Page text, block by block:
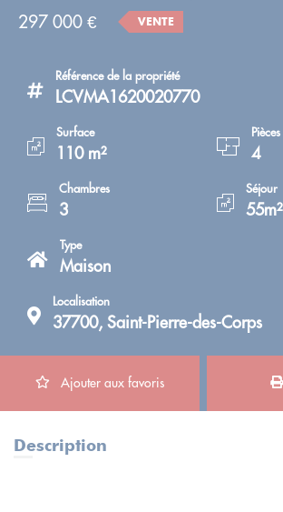
297 000 € VENTE
Référence de la propriété
LCVMA1620020770
Surface
110 m²
Pièces
4
Chambres
3
Séjour
55m²
Type
Maison
Localisation
37700, Saint-Pierre-des-Corps
Ajouter aux favoris
Description